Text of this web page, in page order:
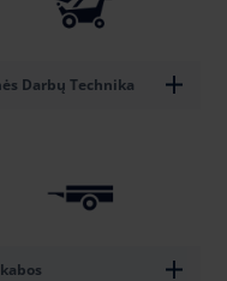
Darbų Technika